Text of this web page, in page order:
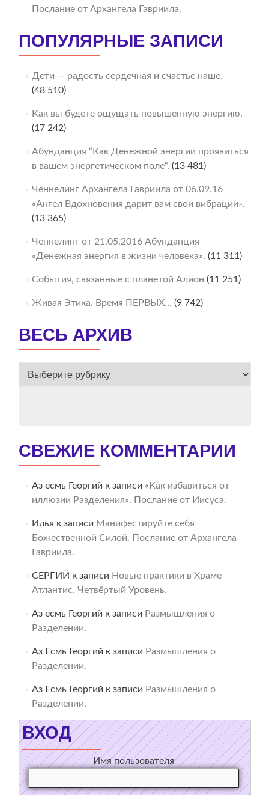
Послание от Архангела Гавриила.
ПОПУЛЯРНЫЕ ЗАПИСИ
Дети — радость сердечная и счастье наше.
(48 510)
Как вы будете ощущать повышенную энергию.
(17 242)
Абунданция “Как Денежной энергии проявиться
в вашем энергетическом поле“. (13 481)
Ченнелинг Архангела Гавриила от 06.09.16
«Ангел Вдохновения дарит вам свои вибрации».
(13 365)
Ченнелинг от 21.05.2016 Абунданция
«Денежная энергия в жизни человека». (11 311)
События, связанные с планетой Алион (11 251)
Живая Этика. Время ПЕРВЫХ… (9 742)
ВЕСЬ АРХИВ
ВЕСЬ
СВЕЖИЕ КОММЕНТАРИИ
Аз есмь Георгий к записи «Как избавиться от
иллюзии Разделения». Послание от Иисуса.
Илья к записи Манифестируйте себя
Божественной Силой. Послание от Архангела
Гавриила.
СЕРГИЙ к записи Новые практики в Храме
Атлантис. Четвёртый Уровень.
Аз есмь Георгий к записи Размышления о
Разделении.
Аз Есмь Георгий к записи Размышления о
Разделении.
Аз Есмь Георгий к записи Размышления о
Разделении.
ВХОД
Имя пользователя